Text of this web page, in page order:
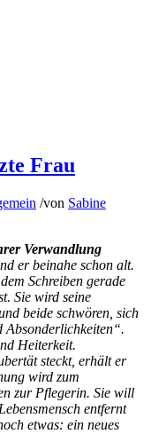
Frau
/von Sabine
Verwandlung
er beinahe schon alt.
Schreiben gerade
Sie wird seine
beide schwören, sich
Absonderlichkeiten“.
Heiterkeit.
steckt, erhält er
wird zum
zur Pflegerin. Sie will
entfernt
etwas: ein neues